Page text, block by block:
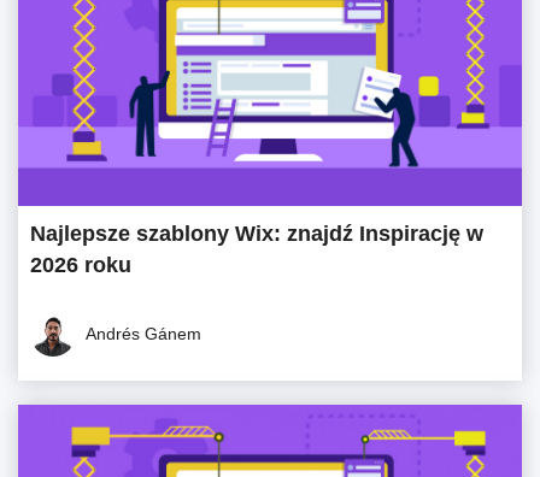
Najlepsze szablony Wix: znajdź Inspirację w
2026 roku
Andrés Gánem